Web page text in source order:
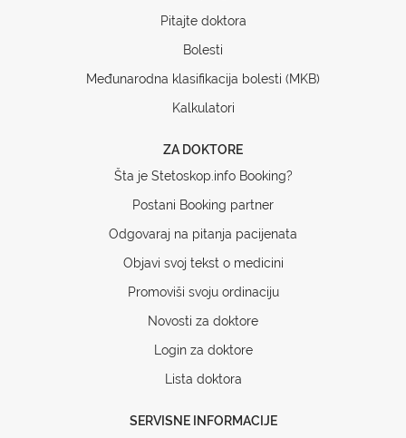
Pitajte doktora
Bolesti
Međunarodna klasifikacija bolesti (MKB)
Kalkulatori
ZA DOKTORE
Šta je Stetoskop.info Booking?
Postani Booking partner
Odgovaraj na pitanja pacijenata
Objavi svoj tekst o medicini
Promoviši svoju ordinaciju
Novosti za doktore
Login za doktore
Lista doktora
SERVISNE INFORMACIJE